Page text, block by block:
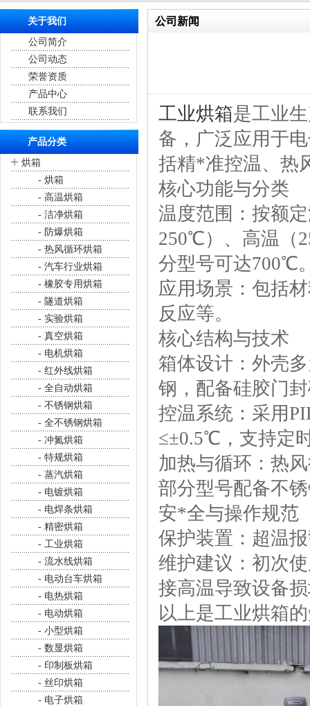
关于我们
公司简介
公司动态
荣誉资质
产品中心
联系我们
产品分类
+ 烘箱
- 烘箱
- 高温烘箱
- 洁净烘箱
- 防爆烘箱
- 热风循环烘箱
- 汽车行业烘箱
- 橡胶专用烘箱
- 隧道烘箱
- 实验烘箱
- 真空烘箱
- 电机烘箱
- 红外线烘箱
- 全自动烘箱
- 不锈钢烘箱
- 全不锈钢烘箱
- 冲氮烘箱
- 特规烘箱
- 蒸汽烘箱
- 电镀烘箱
- 电焊条烘箱
- 精密烘箱
- 工业烘箱
- 流水线烘箱
- 电动台车烘箱
- 电热烘箱
- 电动烘箱
- 小型烘箱
- 数显烘箱
- 印制板烘箱
- 丝印烘箱
- 电子烘箱
公司新闻
工业烘箱是工业
备，广泛应用于
括精*准控温、热
核心功能与分类
温度范围：按额
250℃）、高温（
分型号可达700℃
应用场景：包括
反应等。
核心结构与技术
箱体设计：外壳
钢，配备硅胶门
控温系统：采用
≤±0.5℃，支持定
加热与循环：热
部分型号配备不
安*全与操作规范
保护装置：超温
维护建议：初次
接高温导致设备
以上是工业烘箱